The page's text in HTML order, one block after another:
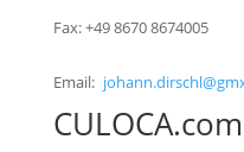
Fax: +49 8670 8674005
Email:
CULOCA.com